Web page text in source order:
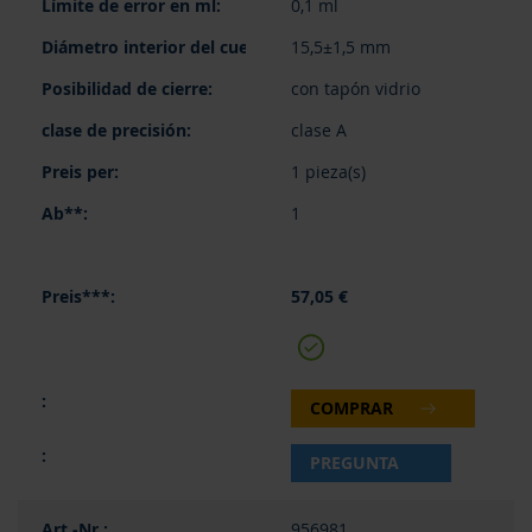
0,1 ml
15,5±1,5 mm
con tapón vidrio
clase A
1 pieza(s)
1
57,05 €
COMPRAR
PREGUNTA